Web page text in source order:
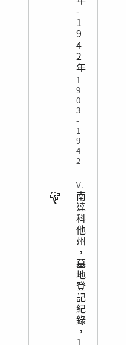
-
1
9
4
2
年
1
9
0
3
-
1
9
4
2
VITAL
南
達
科
他
州
，
墓
地
登
記
紀
錄
，
1